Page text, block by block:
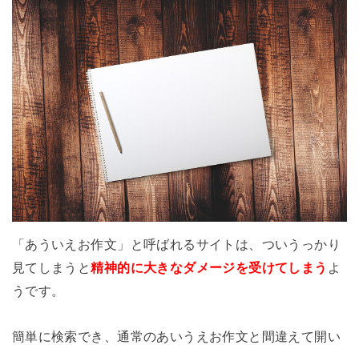
「あういえお作文」と呼ばれるサイトは、ついうっかり
見てしまうと精神的に大きなダメージを受けてしまう よ
うです。
簡単に検索でき、通常のあいうえお作文と間違えて開い